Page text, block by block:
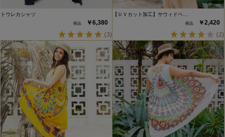
トウレカシャツ
￥6,380
(3)
【ＵＶカット加工】サウィドベ…
￥2,420
(2)